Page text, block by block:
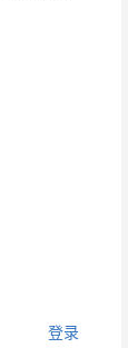
登录